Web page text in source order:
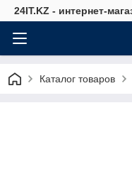
24IT.KZ - интернет-
Каталог товаров